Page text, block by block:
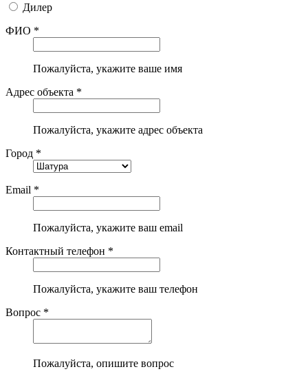
Дилер
ФИО *
Пожалуйста, укажите ваше имя
Адрес объекта *
Пожалуйста, укажите адрес объекта
Город *
Email *
Пожалуйста, укажите ваш email
Контактный телефон *
Пожалуйста, укажите ваш телефон
Вопрос *
Пожалуйста, опишите вопрос